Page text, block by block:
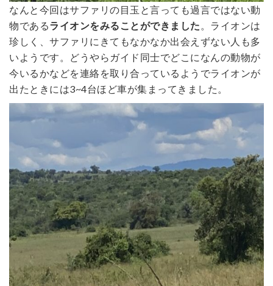
なんと今回はサファリの目玉と言っても過言ではない動
物であるライオンをみることができました 。ライオンは
珍しく、サファリにきてもなかなか出会えずない人も多
いようです。どうやらガイド同士でどこになんの動物が
今いるかなどを連絡を取り合っているようでライオンが
出たときには3~4台ほど車が集まってきました。